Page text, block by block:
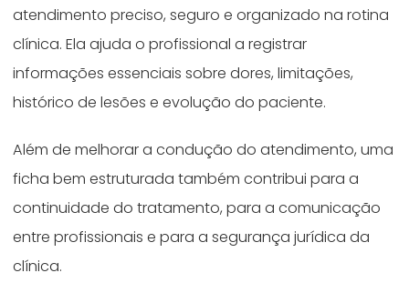
atendimento preciso, seguro e organizado na rotina
clínica. Ela ajuda o profissional a registrar
informações essenciais sobre dores, limitações,
histórico de lesões e evolução do paciente.
Além de melhorar a condução do atendimento, uma
ficha bem estruturada também contribui para a
continuidade do tratamento, para a comunicação
entre profissionais e para a segurança jurídica da
clínica.